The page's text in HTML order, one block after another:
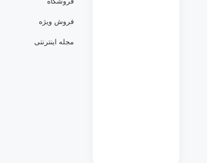
فروش ویژه
مجله اینترنتی